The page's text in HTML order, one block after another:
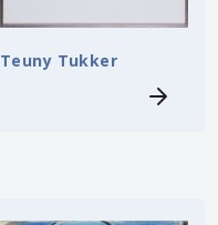
Teuny Tukker